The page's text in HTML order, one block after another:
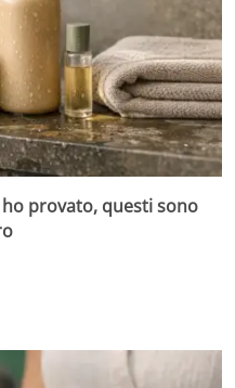
provato, questi sono